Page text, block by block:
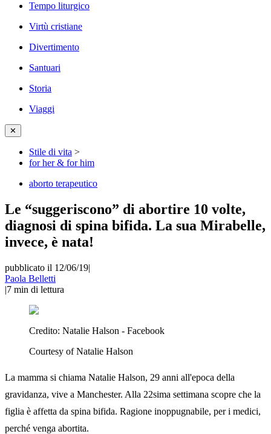
Tempo liturgico
Virtù cristiane
Divertimento
Santuari
Storia
Viaggi
✕
Stile di vita >
for her & for him
aborto terapeutico
Le “suggeriscono” di abortire 10 volte,
diagnosi di spina bifida. La sua Mirabelle,
invece, è nata!
pubblicato il 12/06/19|
Paola Belletti
|7 min di lettura
Credito: Natalie Halson - Facebook
Courtesy of Natalie Halson
La mamma si chiama Natalie Halson, 29 anni all'epoca della
gravidanza, vive a Manchester. Alla 22sima settimana scopre che la
figlia è affetta da spina bifida. Ragione inoppugnabile, per i medici,
perché venga abortita.